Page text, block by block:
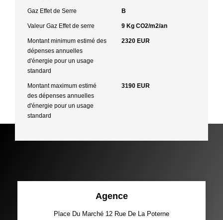
Gaz Effet de Serre B
Valeur Gaz Effet de serre 9 Kg CO2/m2/an
Montant minimum estimé des
dépenses annuelles
d'énergie pour un usage
standard
2320 EUR
Montant maximum estimé
des dépenses annuelles
d'énergie pour un usage
standard
3190 EUR
Agence
Place Du Marché 12 Rue De La Poterne